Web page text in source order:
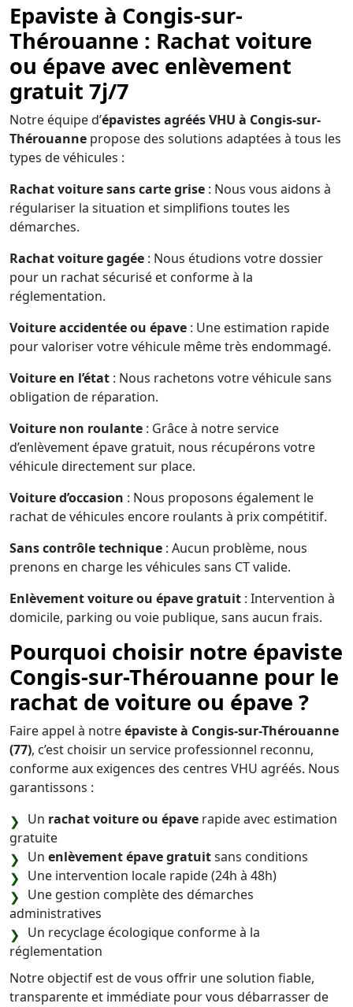
Epaviste à Congis-sur-
Thérouanne : Rachat voiture
ou épave avec enlèvement
gratuit 7j/7
Notre équipe d’épavistes agréés VHU à Congis-sur-
Thérouanne propose des solutions adaptées à tous les
types de véhicules :
Rachat voiture sans carte grise : Nous vous aidons à
régulariser la situation et simplifions toutes les
démarches.
Rachat voiture gagée : Nous étudions votre dossier
pour un rachat sécurisé et conforme à la
réglementation.
Voiture accidentée ou épave : Une estimation rapide
pour valoriser votre véhicule même très endommagé.
Voiture en l’état : Nous rachetons votre véhicule sans
obligation de réparation.
Voiture non roulante : Grâce à notre service
d’enlèvement épave gratuit, nous récupérons votre
véhicule directement sur place.
Voiture d’occasion : Nous proposons également le
rachat de véhicules encore roulants à prix compétitif.
Sans contrôle technique : Aucun problème, nous
prenons en charge les véhicules sans CT valide.
Enlèvement voiture ou épave gratuit : Intervention à
domicile, parking ou voie publique, sans aucun frais.
Pourquoi choisir notre épaviste
Congis-sur-Thérouanne pour le
rachat de voiture ou épave ?
Faire appel à notreépaviste à Congis-sur-Thérouanne
(77), c’est choisir un service professionnel reconnu,
conforme aux exigences des centres VHU agréés. Nous
garantissons :
Un rachat voiture ou épave rapide avec estimation
gratuite
Un enlèvement épave gratuitsans conditions
Une intervention locale rapide (24h à 48h)
Une gestion complète des démarches
administratives
Un recyclage écologique conforme à la
réglementation
Notre objectif est de vous offrir une solution fiable,
transparente et immédiate pour vous débarrasser de